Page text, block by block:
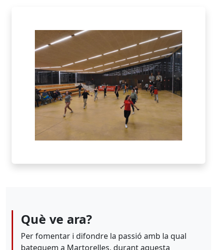
Què ve ara?
Per fomentar i difondre la passió amb la qual
bateguem a Martorelles, durant aquesta